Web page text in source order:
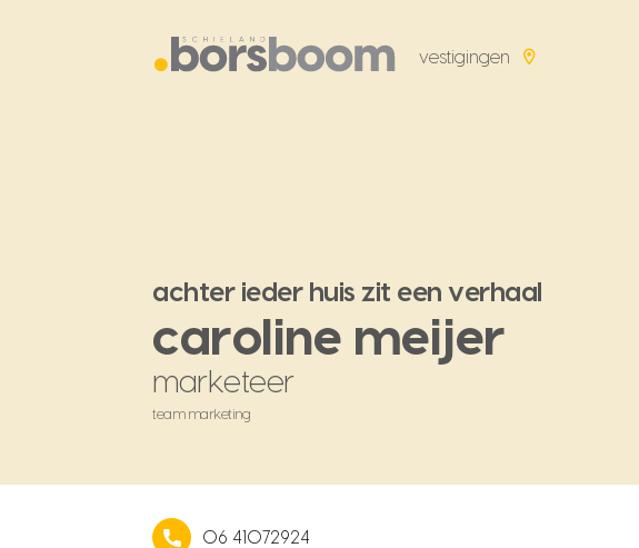
vestigingen
achter ieder huis zit een verhaal
caroline meijer
marketeer
team marketing
06 41072924